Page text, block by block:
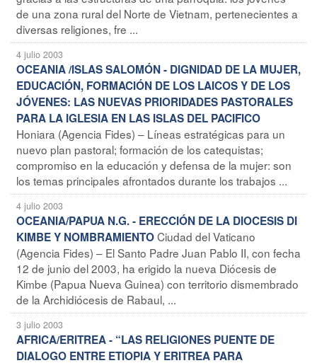
de una zona rural del Norte de Vietnam, pertenecientes a
diversas religiones, fre ...
4 julio 2003
OCEANIA /ISLAS SALOMÓN - DIGNIDAD DE LA MUJER,
EDUCACIÓN, FORMACIÓN DE LOS LAICOS Y DE LOS
JÓVENES: LAS NUEVAS PRIORIDADES PASTORALES
PARA LA IGLESIA EN LAS ISLAS DEL PACIFICO
Honiara (Agencia Fides) – Líneas estratégicas para un
nuevo plan pastoral; formación de los catequistas;
compromiso en la educación y defensa de la mujer: son
los temas principales afrontados durante los trabajos ...
4 julio 2003
OCEANIA/PAPUA N.G. - ERECCIÓN DE LA DIOCESIS DI
KIMBE Y NOMBRAMIENTOCiudad del Vaticano
(Agencia Fides) – El Santo Padre Juan Pablo II, con fecha
12 de junio del 2003, ha erigido la nueva Diócesis de
Kimbe (Papua Nueva Guinea) con territorio dismembrado
de la Archidiócesis de Rabaul, ...
3 julio 2003
AFRICA/ERITREA - “LAS RELIGIONES PUENTE DE
DIALOGO ENTRE ETIOPIA Y ERITREA PARA